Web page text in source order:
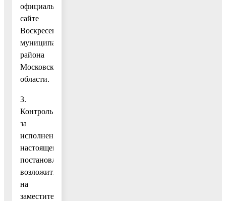
официальном
сайте
Воскресенского
муниципального
района
Московской
области.
3.
Контроль
за
исполнением
настоящего
постановления
возложить
на
заместителя